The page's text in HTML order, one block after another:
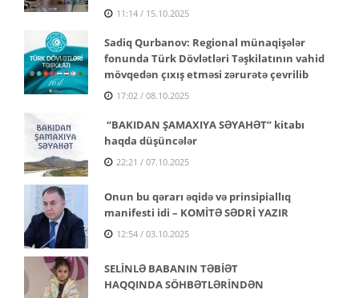
11:14 / 15.10.2025
Sadiq Qurbanov: Regional münaqişələr
fonunda Türk Dövlətləri Təşkilatının vahid
mövqedən çıxış etməsi zərurətə çevrilib
17:02 / 08.10.2025
“BAKIDAN ŞAMAXIYA SƏYAHƏT” kitabı
haqda düşüncələr
22:21 / 07.10.2025
Onun bu qərarı əqidə və prinsipiallıq
manifesti idi – KOMİTƏ SƏDRİ YAZIR
12:54 / 03.10.2025
SELİNLƏ BABANIN TƏBİƏT
HAQQINDA SÖHBƏTLƏRİNDƏN